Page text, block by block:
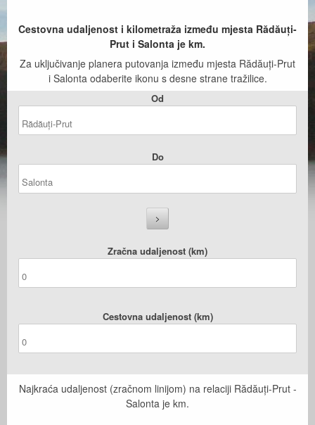
Cestovna udaljenost i kilometraža između mjesta Rădăuți-
Prut i Salonta je km.
Za uključivanje planera putovanja između mjesta Rădăuți-Prut
i Salonta odaberite ikonu s desne strane tražilice.
Od
Do
Zračna udaljenost (km)
Cestovna udaljenost (km)
Najkraća udaljenost (zračnom linijom) na relaciji Rădăuți-Prut -
Salonta je km.